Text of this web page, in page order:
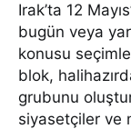
Irak’ta 12
bugün veya
konusu
blok,
grubunu
siyasetçiler ve